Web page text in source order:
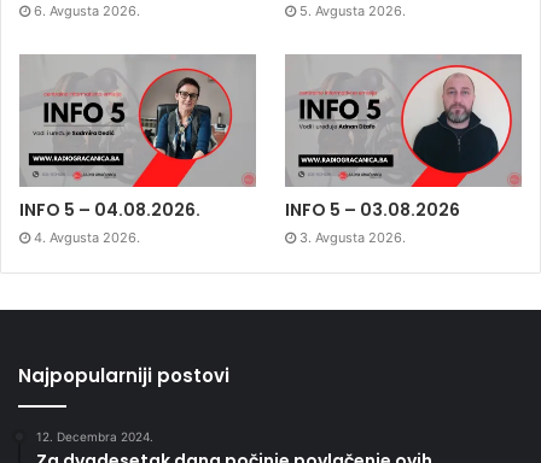
6. Avgusta 2026. 5. Avgusta 2026.
INFO 5 – 04.08.2026.
4. Avgusta 2026.
INFO 5 – 03.08.2026
3. Avgusta 2026.
Najpopularniji postovi
12. Decembra 2024.